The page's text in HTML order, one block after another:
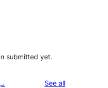
submitted yet.
See allreviews